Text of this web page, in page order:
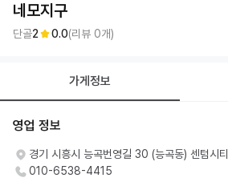
네모지구
단골2 0.0(리뷰 0개)
가게정보
영업 정보
경기 시흥시 능곡번영길 30 (능곡동) 센텀시
010-6538-4415